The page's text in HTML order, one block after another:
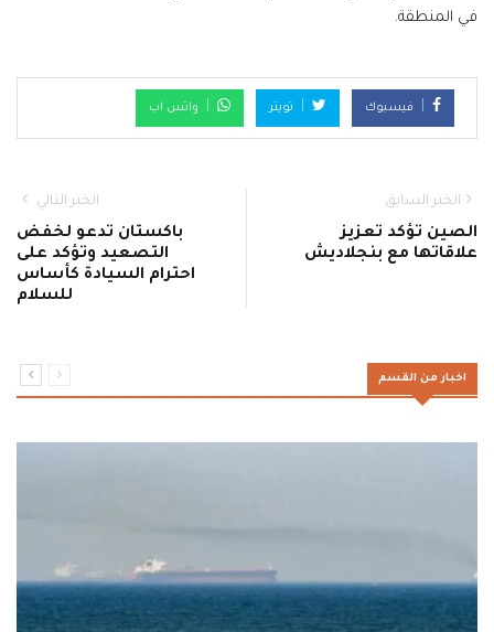
في المنطقة.
فيسبوك تويتر واتس اب
الخبر السابق
الصين تؤكد تعزيز
علاقاتها مع بنجلاديش
الخبر التالي
باكستان تدعو لخفض
التصعيد وتؤكد على
احترام السيادة كأساس
للسلام
اخبار من القسم